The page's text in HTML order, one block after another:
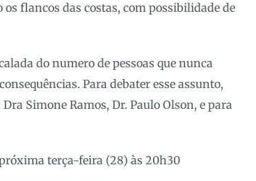
flancos das costas, com possibilidade de
do numero de pessoas que nunca
Para debater esse assunto,
Simone Ramos, Dr. Paulo Olson, e para
próxima terça-feira (28) às 20h30